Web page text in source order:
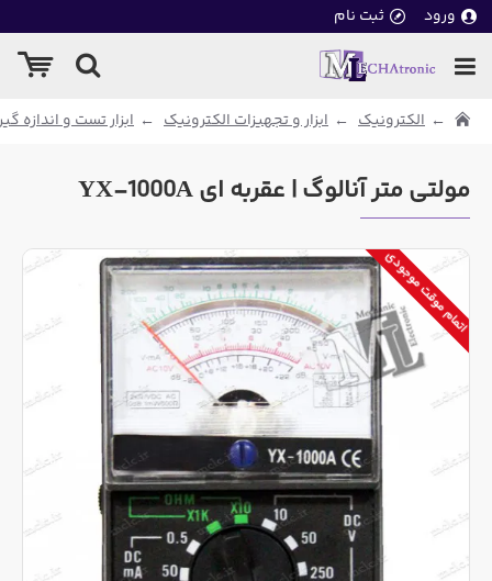
ورود ثبت نام
الکترونیک ابزار و تجهیزات الکترونیک ابزار تست و اندازه
مولتی متر آنالوگ | عقربه ای YX-1000A
اتمام موقت موجودی